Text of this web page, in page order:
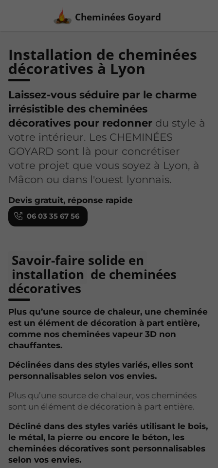
Cheminées Goyard
Installation de cheminées
décoratives à Lyon
Laissez-vous séduire par le charme
irrésistible des cheminées
décoratives pour redonner du style à
votre intérieur. Les CHEMINÉES
GOYARD sont là pour concrétiser
votre projet que vous soyez à Lyon, à
Mâcon ou dans l'ouest lyonnais.
Devis gratuit, réponse rapide
06 03 35 67 56
Savoir-faire solide en
installation de cheminées
décoratives
Plus qu’une source de chaleur, une cheminée
est un élément de décoration à part entière,
comme nos cheminées vapeur 3D non
chauffantes.
Déclinées dans des styles variés, elles sont
personnalisables selon vos envies.
Plus qu’une source de chaleur, vos cheminées
sont un élément de décoration à part entière.
Décliné dans des styles variés utilisant le bois,
le métal, la pierre ou encore le béton, les
cheminées décoratives sont personnalisables
selon vos envies.